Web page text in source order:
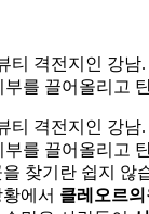
티 격전지인 강
를 끌어올리고
티 격전지인 강
를 끌어올리고
찾기란 쉽지
에서 클레오르의